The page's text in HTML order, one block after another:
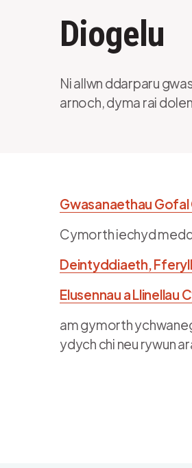
Diogelu
Ni allwn ddarparu
arnoch, dyma rai
Gwasanaethau
Cymorth iechyd
Deintyddiaeth,
Elusennau a Llinellau
am gymorth
ydych chi neu rywun